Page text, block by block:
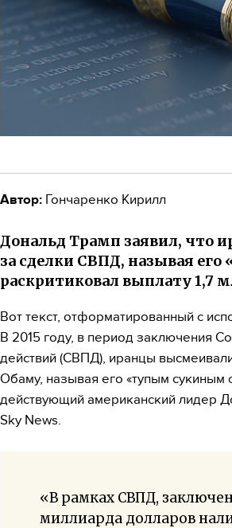
Автор: Гончаренко Кирилл
Дональд Трамп заявил, что
за сделки СВПД, называя
раскритиковал выплату 1,7
Вот текст, отформатированный с
В 2015 году, в период заключения
действий (СВПД), иранцы
Обаму, называя его «тупым сукиным
действующий американский лидер
Sky News.
«В рамках СВПД,
миллиарда долларов